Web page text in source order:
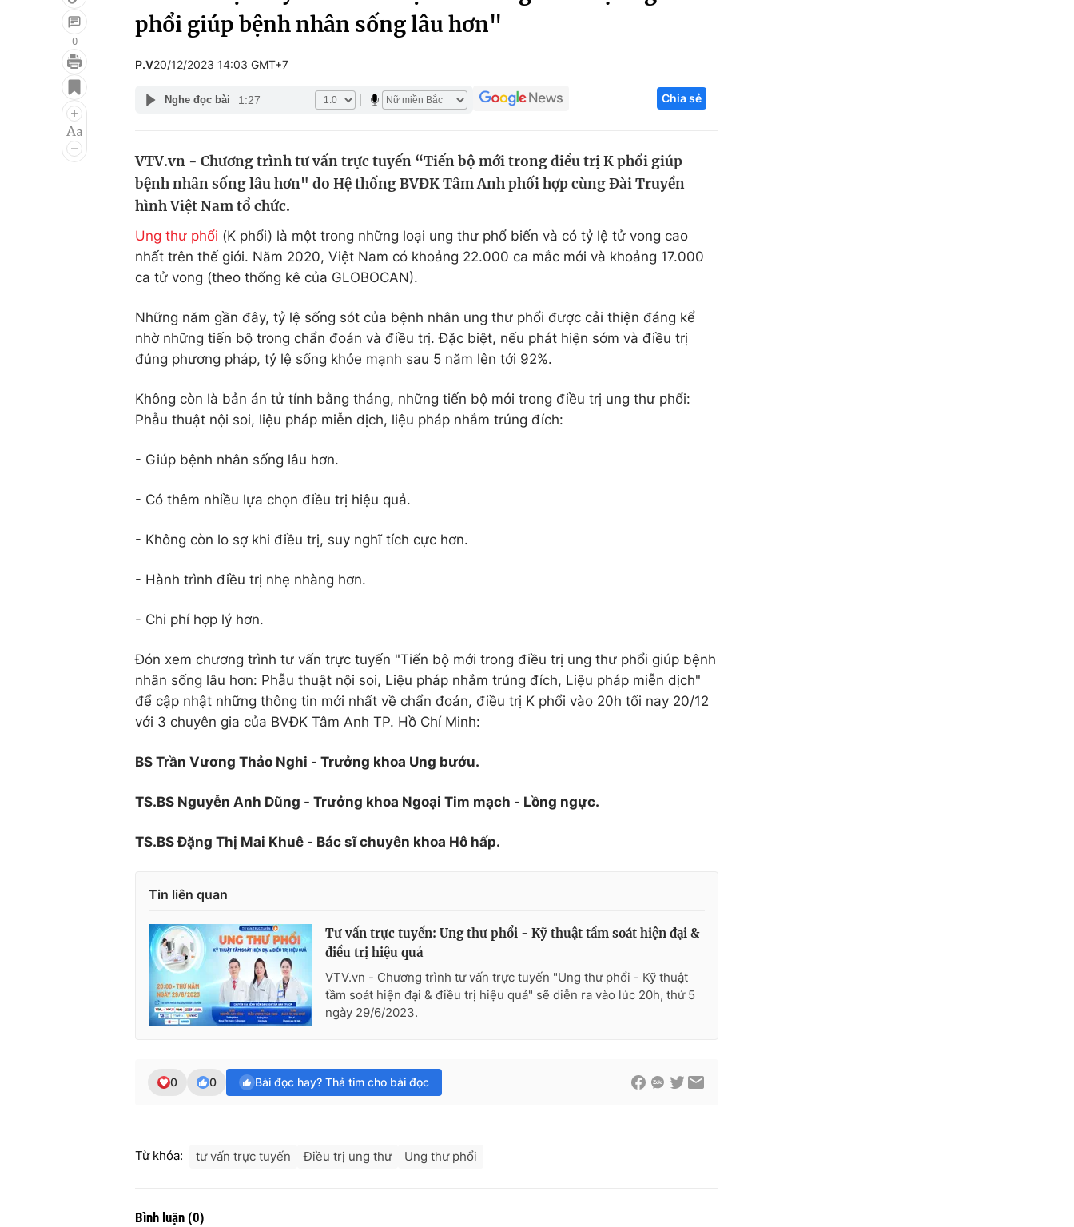
Điện ảnh
Âm nhạc
Du lịch
Chất lượng cuộc sống
Tuyển sinh
Hitech Công nghệ tương lai
Thị trường
0
phổi giúp bệnh nhân sống lâu hơn"
P.V20/12/2023 14:03 GMT+7
Nghe đọc bài 1:27 Chia sẻ
VTV.vn - Chương trình tư vấn trực tuyến “Tiến bộ mới trong điều trị K phổi giúp
bệnh nhân sống lâu hơn" do Hệ thống BVĐK Tâm Anh phối hợp cùng Đài Truyền
hình Việt Nam tổ chức.
Ung thư phổi (K phổi) là một trong những loại ung thư phổ biến và có tỷ lệ tử vong cao
nhất trên thế giới. Năm 2020, Việt Nam có khoảng 22.000 ca mắc mới và khoảng 17.000
ca tử vong (theo thống kê của GLOBOCAN).
Những năm gần đây, tỷ lệ sống sót của bệnh nhân ung thư phổi được cải thiện đáng kể
nhờ những tiến bộ trong chẩn đoán và điều trị. Đặc biệt, nếu phát hiện sớm và điều trị
đúng phương pháp, tỷ lệ sống khỏe mạnh sau 5 năm lên tới 92%.
Không còn là bản án tử tính bằng tháng, những tiến bộ mới trong điều trị ung thư phổi:
Phẫu thuật nội soi, liệu pháp miễn dịch, liệu pháp nhắm trúng đích:
- Giúp bệnh nhân sống lâu hơn.
- Có thêm nhiều lựa chọn điều trị hiệu quả.
- Không còn lo sợ khi điều trị, suy nghĩ tích cực hơn.
- Hành trình điều trị nhẹ nhàng hơn.
- Chi phí hợp lý hơn.
Đón xem chương trình tư vấn trực tuyến "Tiến bộ mới trong điều trị ung thư phổi giúp bệnh
nhân sống lâu hơn: Phẫu thuật nội soi, Liệu pháp nhắm trúng đích, Liệu pháp miễn dịch"
để cập nhật những thông tin mới nhất về chẩn đoán, điều trị K phổi vào 20h tối nay 20/12
với 3 chuyên gia của BVĐK Tâm Anh TP. Hồ Chí Minh:
BS Trần Vương Thảo Nghi - Trưởng khoa Ung bướu.
TS.BS Nguyễn Anh Dũng - Trưởng khoa Ngoại Tim mạch - Lồng ngực.
TS.BS Đặng Thị Mai Khuê - Bác sĩ chuyên khoa Hô hấp.
Tin liên quan
Tư vấn trực tuyến: Ung thư phổi - Kỹ thuật tầm soát hiện đại &
điều trị hiệu quả
VTV.vn - Chương trình tư vấn trực tuyến "Ung thư phổi - Kỹ thuật
tầm soát hiện đại & điều trị hiệu quả" sẽ diễn ra vào lúc 20h, thứ 5
ngày 29/6/2023.
0 0 Bài đọc hay? Thả tim cho bài đọc
Từ khóa: tư vấn trực tuyến Điều trị ung thư Ung thư phổi
Bình luận (0)